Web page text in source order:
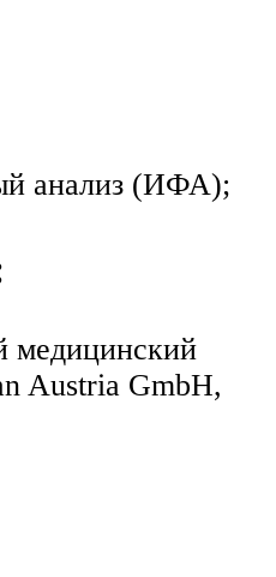
анализ (ИФА);
медицинский
Austria GmbH,